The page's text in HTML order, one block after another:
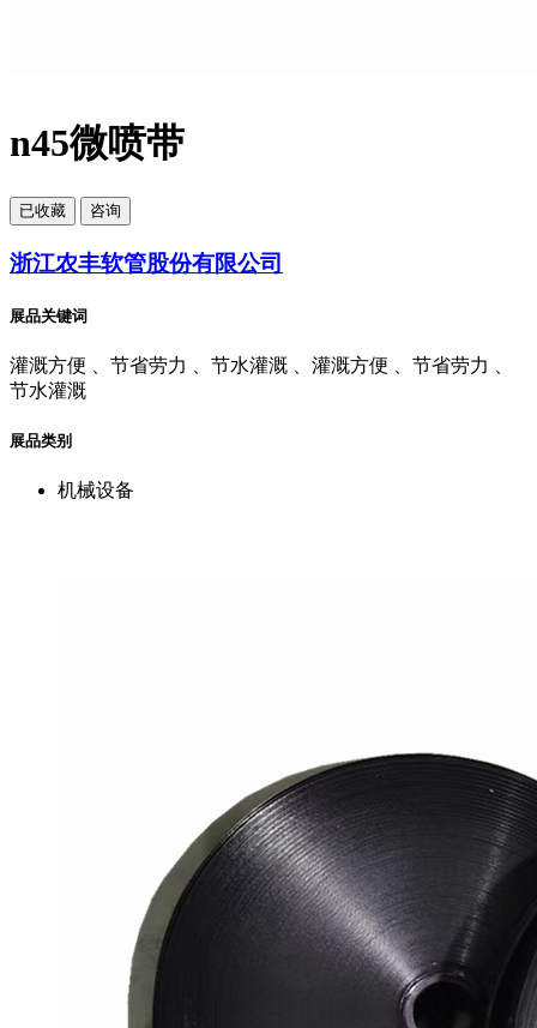
n45微喷带
已收藏 咨询
浙江农丰软管股份有限公司
展品关键词
灌溉方便 、节省劳力 、节水灌溉 、灌溉方便 、节省劳力 、
节水灌溉
展品类别
机械设备